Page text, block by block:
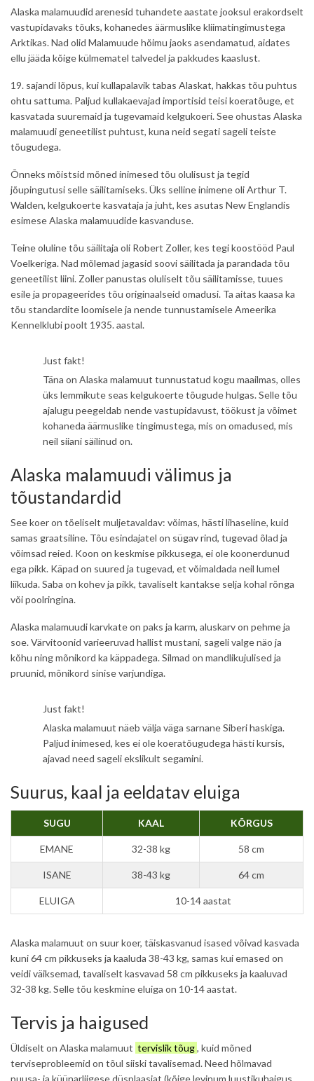
Alaska malamuudid arenesid tuhandete aastate jooksul erakordselt
vastupidavaks tõuks, kohanedes äärmuslike kliimatingimustega
Arktikas. Nad olid Malamuude hõimu jaoks asendamatud, aidates
ellu jääda kõige külmematel talvedel ja pakkudes kaaslust.
19. sajandi lõpus, kui kullapalavik tabas Alaskat, hakkas tõu puhtus
ohtu sattuma. Paljud kullakaevajad importisid teisi koeratõuge, et
kasvatada suuremaid ja tugevamaid kelgukoeri. See ohustas Alaska
malamuudi geneetilist puhtust, kuna neid segati sageli teiste
tõugudega.
Õnneks mõistsid mõned inimesed tõu olulisust ja tegid
jõupingutusi selle säilitamiseks. Üks selline inimene oli Arthur T.
Walden, kelgukoerte kasvataja ja juht, kes asutas New Englandis
esimese Alaska malamuudide kasvanduse.
Teine oluline tõu säilitaja oli Robert Zoller, kes tegi koostööd Paul
Voelkeriga. Nad mõlemad jagasid soovi säilitada ja parandada tõu
geneetilist liini. Zoller panustas oluliselt tõu säilitamisse, tuues
esile ja propageerides tõu originaalseid omadusi. Ta aitas kaasa ka
tõu standardite loomisele ja nende tunnustamisele Ameerika
Kennelklubi poolt 1935. aastal.
Just fakt!
Täna on Alaska malamuut tunnustatud kogu maailmas, olles
üks lemmikute seas kelgukoerte tõugude hulgas. Selle tõu
ajalugu peegeldab nende vastupidavust, töökust ja võimet
kohaneda äärmuslike tingimustega, mis on omadused, mis
neil siiani säilinud on.
Alaska malamuudi välimus ja
tõustandardid
See koer on tõeliselt muljetavaldav: võimas, hästi lihaseline, kuid
samas graatsiline. Tõu esindajatel on sügav rind, tugevad õlad ja
võimsad reied. Koon on keskmise pikkusega, ei ole koonerdunud
ega pikk. Käpad on suured ja tugevad, et võimaldada neil lumel
liikuda. Saba on kohev ja pikk, tavaliselt kantakse selja kohal rõnga
või poolringina.
Alaska malamuudi karvkate on paks ja karm, aluskarv on pehme ja
soe. Värvitoonid varieeruvad hallist mustani, sageli valge näo ja
kõhu ning mõnikord ka käppadega. Silmad on mandlikujulised ja
pruunid, mõnikord sinise varjundiga.
Just fakt!
Alaska malamuut näeb välja väga sarnaneSiberi haskiga.
Paljud inimesed, kes ei ole koeratõugudega hästi kursis,
ajavad need sageli ekslikult segamini.
Suurus, kaal ja eeldatav eluiga
SUGU KAAL KÕRGUS
EMANE 32-38 kg 58 cm
ISANE 38-43 kg 64 cm
ELUIGA 10-14 aastat
Alaska malamuut on suur koer, täiskasvanud isased võivad kasvada
kuni 64 cm pikkuseks ja kaaluda 38-43 kg, samas kui emased on
veidi väiksemad, tavaliselt kasvavad 58 cm pikkuseks ja kaaluvad
32-38 kg. Selle tõu keskmine eluiga on 10-14 aastat.
Tervis ja haigused
Üldiselt on Alaska malamuut tervislik tõug, kuid mõned
terviseprobleemid on tõul siiski tavalisemad. Need hõlmavad
puusa- ja küünarliigese düsplaasiat (kõige levinum luustikuhaigus